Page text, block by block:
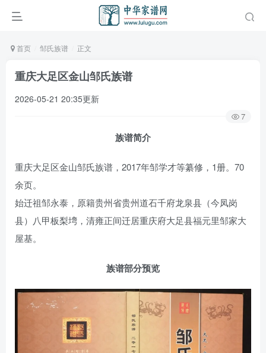
首页 邹氏族谱 正文
重庆大足区金山邹氏族谱
2026-05-21 20:35更新
7
族谱简介
重庆大足区金山邹氏族谱，2017年邹学才等纂修，1册。70
余页。
始迁祖邹永泰，原籍贵州省贵州道石千府龙泉县（今凤岗
县）八甲板梨塆，清雍正间迁居重庆府大足县福元里邹家大
屋基。
族谱部分预览